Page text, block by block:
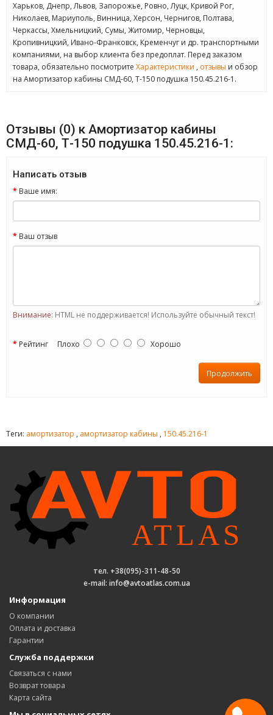
Харьков, Днепр, Львов, Запорожье, Ровно, Луцк, Кривой Рог,
Николаев, Мариуполь, Винница, Херсон, Чернигов, Полтава,
Черкассы, Хмельницкий, Сумы, Житомир, Черновцы,
Кропивницкий, Ивано-Франковск, Кременчуг и др. транспортными
компаниями, на выбор клиента без предоплат. Перед заказом
товара, обязательно посмотрите Характеристики , отзывы и обзор
на Амортизатор кабины СМД-60, Т-150 подушка 150.45.216-1.
Отзывы (0) к Амортизатор кабины
СМД-60, Т-150 подушка 150.45.216-1:
Написать отзыв
Ваше имя:
Ваш отзыв
Внимание: HTML не поддерживается! Используйте обычный текст!
Рейтинг Плохо Хорошо
Продолжить
Теги: амортизатор , амортизатор кабины , 150.45.216-1
тел. +38(095)-311-48-50
e-mail: info@avtoatlas.com.ua
Информация
О компании
Оплата и доставка
Гарантии
Служба поддержки
Связаться с нами
Возврат товара
Карта сайта